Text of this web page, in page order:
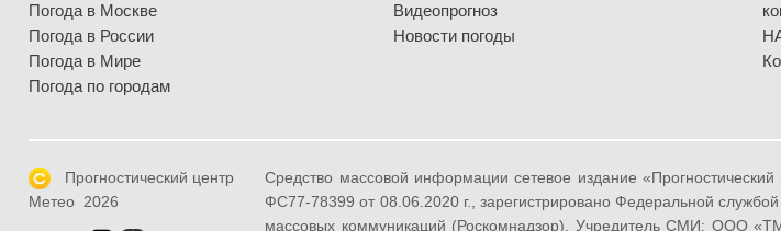
Погода в Москве
Погода в России
Погода в Мире
Погода по городам
Видеопрогноз
Новости погоды
Прогностический центр
Метео 2026
Средство массовой информации сетевое издание
ФС77-78399 от 08.06.2020 г., зарегистрировано Федеральной
массовых коммуникаций (Роскомнадзор). Учредитель СМИ: ООО